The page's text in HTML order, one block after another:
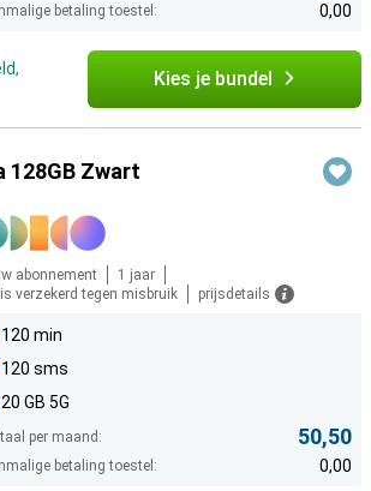
betaling toestel: 0,00
Kies je bundel
128GB Zwart
abonnement
1 jaar
verzekerd tegen misbruik
prijsdetails
120 min
120 sms
20 GB 5G
per maand: 50,50
betaling toestel: 0,00